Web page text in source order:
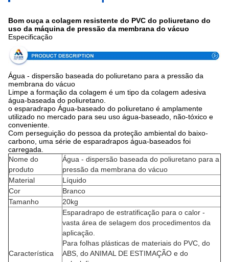
Bom ouça a colagem resistente do PVC do poliuretano do
uso da máquina de pressão da membrana do vácuo
Especificação
Água - dispersão baseada do poliuretano para a pressão da
membrana do vácuo
Limpe a formação da colagem é um tipo da colagem adesiva
água-baseada do poliuretano.
o esparadrapo Água-baseado do poliuretano é amplamente
utilizado no mercado para seu uso água-baseado, não-tóxico e
conveniente.
Com perseguição do pessoa da proteção ambiental do baixo-
carbono, uma série de esparadrapos água-baseados foi
carregada.
Nome do
produto
Água - dispersão baseada do poliuretano para a
pressão da membrana do vácuo
Material
Líquido
Cor
Branco
Tamanho
20kg
Característica
Esparadrapo de estratificação para o calor -
vasta área de selagem dos procedimentos da
aplicação.
Para folhas plásticas de materiais do PVC, do
ABS, do ANIMAL DE ESTIMAÇÃO e do